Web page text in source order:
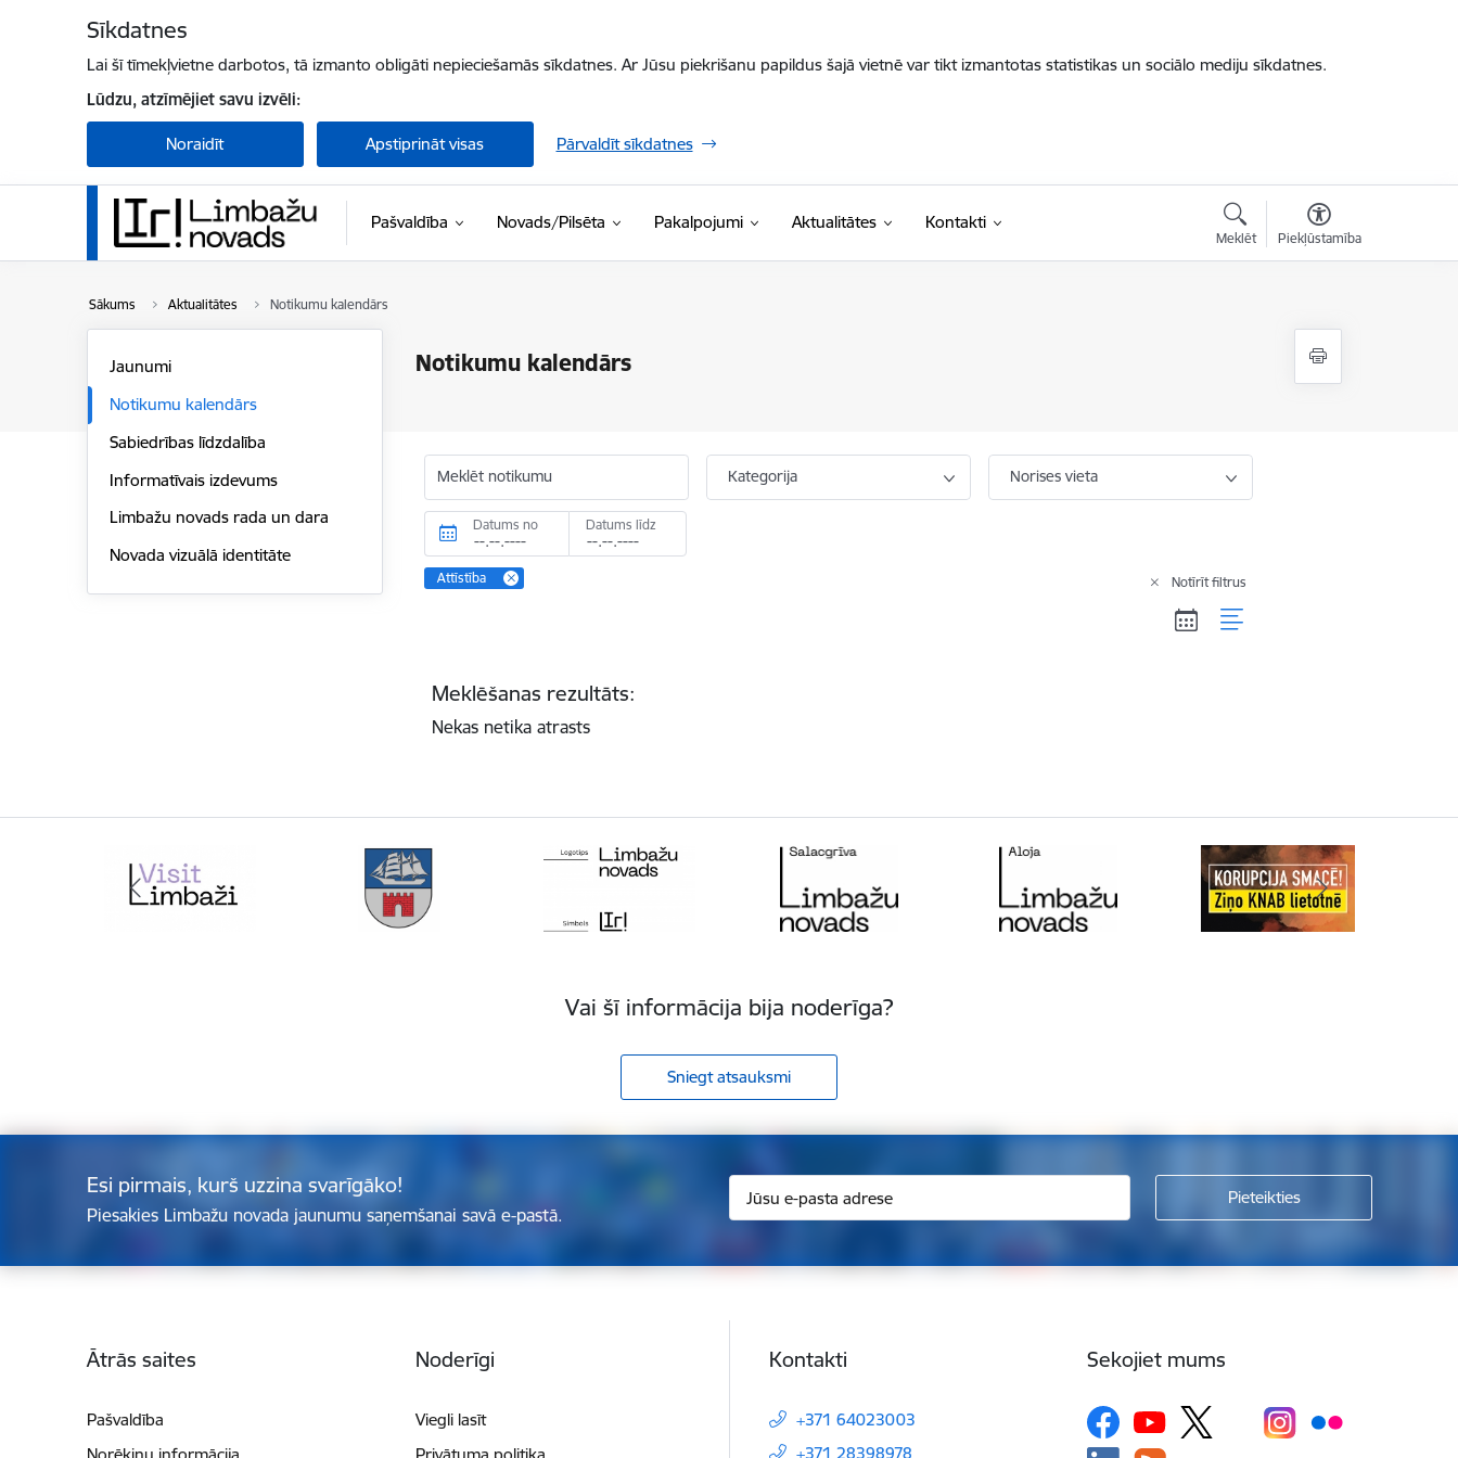
Sīkdatnes
Lai šī tīmekļvietne darbotos, tā izmanto obligāti nepieciešamās sīkdatnes. Ar Jūsu piekrišanu papildus šajā vietnē var tikt izmantotas statistikas un sociālo mediju sīkdatnes.
Lūdzu, atzīmējiet savu izvēli:
Noraidīt Apstiprināt visas Pārvaldīt sīkdatnes
Pašvaldība Novads/Pilsēta Pakalpojumi Aktualitātes Kontakti
Meklēt Piekļūstamība
Sākums Aktualitātes Notikumu kalendārs
Notikumu kalendārs
Jaunumi
Notikumu kalendārs
Sabiedrības līdzdalība
Informatīvais izdevums
Limbažu novads rada un dara
Novada vizuālā identitāte
Meklēt notikumu Kategorija Norises vieta
Datums no Datums līdz
Attīstība Notīrīt filtrus
Meklēšanas rezultāts:
Nekas netika atrasts
Vai šī informācija bija noderīga?
Sniegt atsauksmi
Esi pirmais, kurš uzzina svarīgāko!
Piesakies Limbažu novada jaunumu saņemšanai savā e-pastā.
Ātrās saites
Pašvaldība
Noderīgi
Viegli lasīt
Kontakti
+371 64023003
+371 28398978
Sekojiet mums